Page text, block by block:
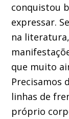
conquistou
expressar.
na
que muito
Precisamos
linhas de
próprio